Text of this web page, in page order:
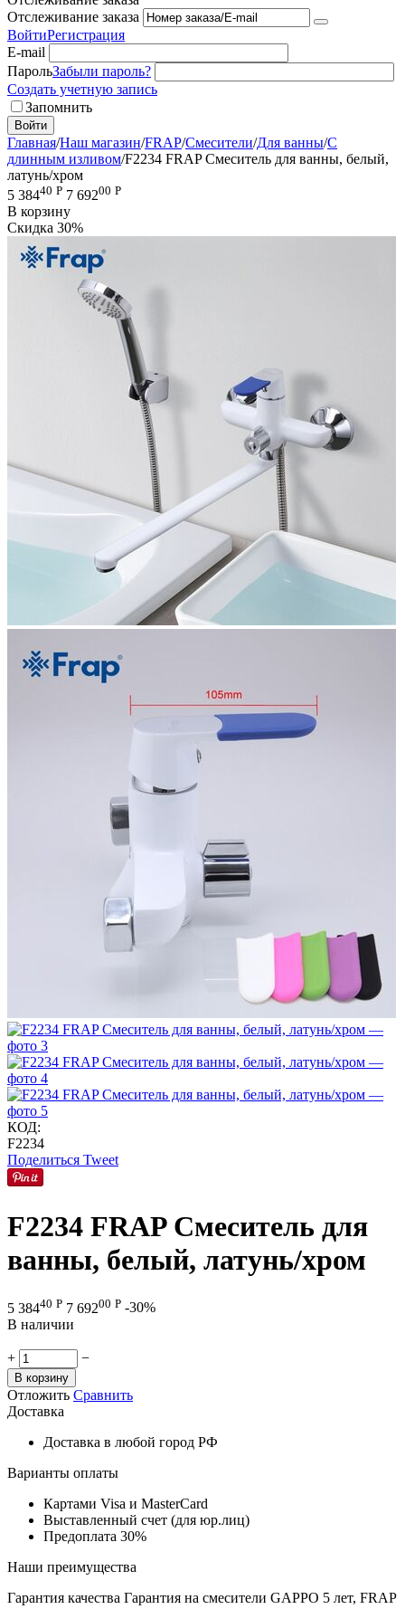
Отслеживание заказа
ВойтиРегистрация
E-mail
ПарольЗабыли пароль?
Создать учетную запись
Запомнить
Войти
Главная/Наш магазин/FRAP/Смесители/Для ванны/С
длинным изливом/F2234 FRAP Смеситель для ванны, белый,
латунь/хром
5 38440 Р 7 69200 Р
В корзину
Скидка 30%
КОД:
F2234
Поделиться Tweet
F2234 FRAP Смеситель для
ванны, белый, латунь/хром
5 38440 Р 7 69200 Р -30%
В наличии
+ −
В корзину
Отложить Сравнить
Доставка
Доставка в любой город РФ
Варианты оплаты
Картами Visa и MasterCard
Выставленный счет (для юр.лиц)
Предоплата 30%
Наши преимущества
Гарантия качества Гарантия на смесители GAPPO 5 лет, FRAP